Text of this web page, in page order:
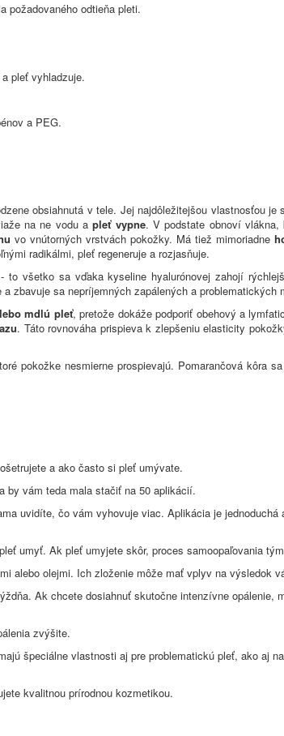
požadovaného odtieňa pleti.
pleť vyhladzuje.
a PEG.
obsiahnutá v tele. Jej najdôležitejšou vlastnosťou
na ne vodu apleť vypne. V podstate obnoví vlákna,
vo vnútorných vrstvách pokožky. Má tiež mimoriadne
radikálmi, pleť regeneruje a rozjasňuje.
to všetko sa vďaka kyseline hyalurónovej zahojí
zbavuje sa nepríjemných zapálených a problematických
mdlú pleť, pretože dokáže podporiť obehový a
. Táto rovnováha prispieva k zlepšeniu elasticity
pokožke nesmierne prospievajú. Pomarančová kôra
a ako často si pleť umývate.
by vám teda mala stačiť na 50 aplikácií.
uvidíte, čo vám vyhovuje viac. Aplikácia je
umyť. Ak pleť umyjete skôr, proces samoopaľovania
alebo olejmi. Ich zloženie môže mať vplyv na výsledok
Ak chcete dosiahnuť skutočne intenzívne
zvýšite.
špeciálne vlastnosti aj pre problematickú pleť, ako aj
kvalitnou prírodnou kozmetikou.